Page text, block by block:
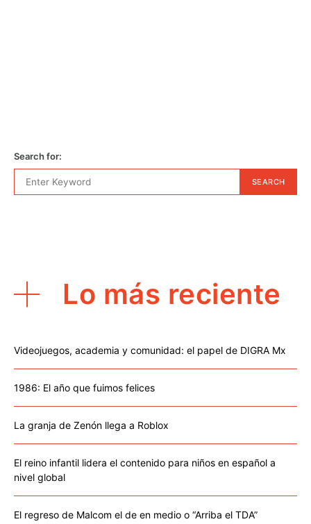
Search for:
SEARCH
Lo más reciente
Videojuegos, academia y comunidad: el papel de DIGRA Mx
1986: El año que fuimos felices
La granja de Zenón llega a Roblox
El reino infantil lidera el contenido para niños en español a
nivel global
El regreso de Malcom el de en medio o “Arriba el TDA”